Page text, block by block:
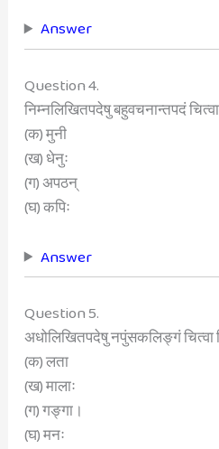
Answer
Question 4.
निम्नलिखितपदेषु बहुवचनान्तपदं
(क) मुनी
(ख) धेनुः
(ग) अपठन्
(घ) कपिः
Answer
Question 5.
अधोलिखितपदेषु नपुंसकलिङ्गं
(क) लता
(ख) मालाः
(ग) गङ्गा।
(घ) मनः